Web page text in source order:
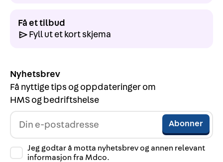
Få et tilbud
Fyll ut et kort skjema
Nyhetsbrev
Få nyttige tips og oppdateringer om
HMS og bedriftshelse
Jeg godtar å motta nyhetsbrev og annen relevant
informasjon fra Mdco.